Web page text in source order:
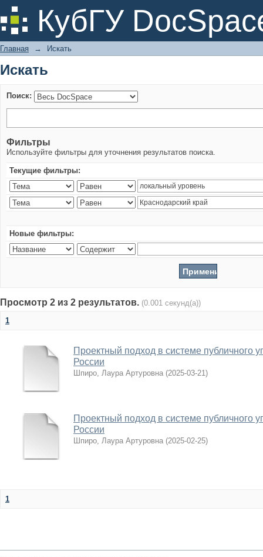
КубГУ
Искать
Главная → Искать
Искать
Поиск:
Фильтры
Используйте фильтры для уточнения результатов поиска.
Текущие фильтры:
Новые фильтры:
Просмотр 2 из 2 результатов. (0.001 секунд(а))
1
Проектный подход в системе публичного
России
Шпиро, Лаура Артуровна (2025-03-21)
Проектный подход в системе публичного
России
Шпиро, Лаура Артуровна (2025-02-25)
1